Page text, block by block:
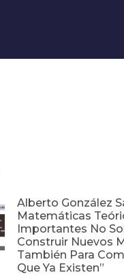
Alberto González
Matemáticas
Importantes No
Construir Nuevos
También Para
Que Ya Existen”